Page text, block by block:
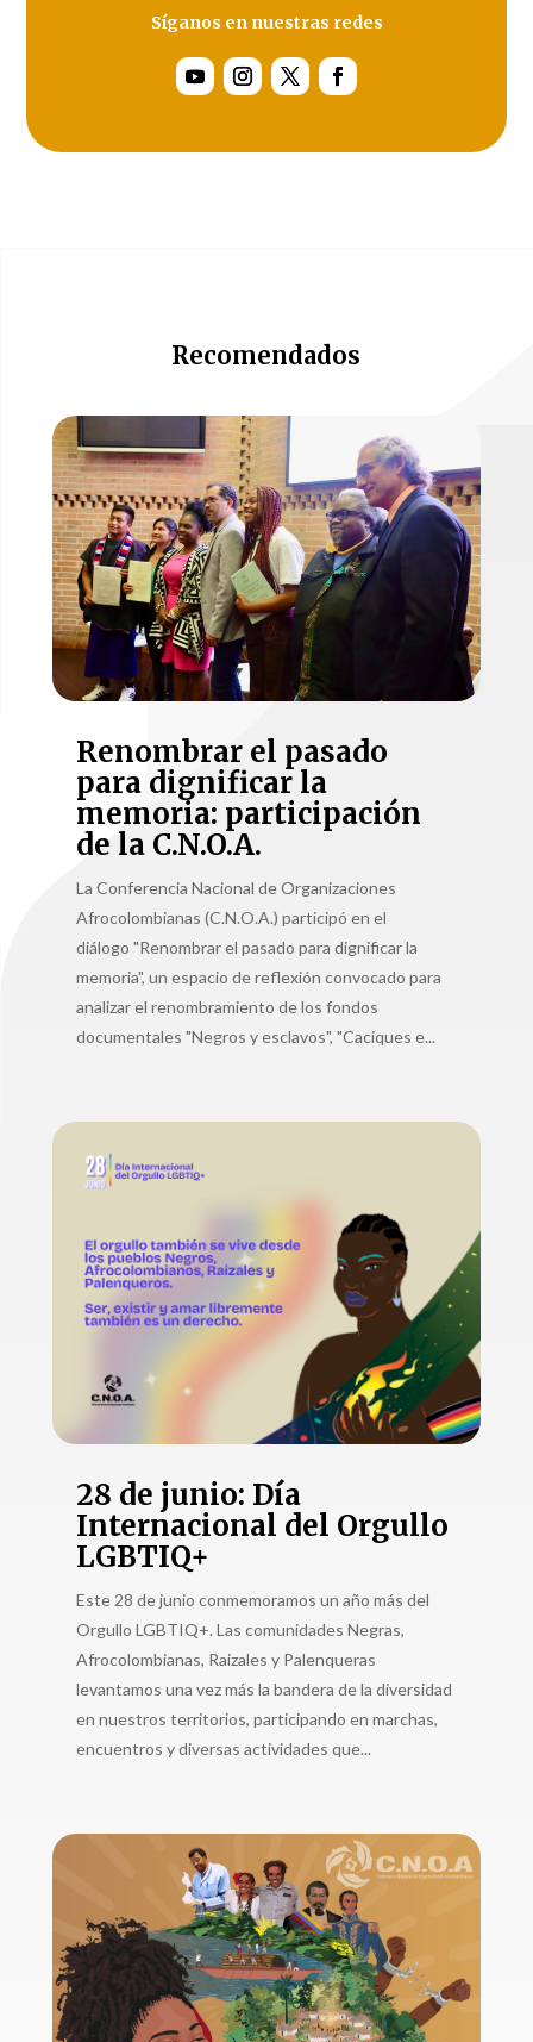
Síganos en nuestras redes
Recomendados
Renombrar el pasado
para dignificar la
memoria: participación
de la C.N.O.A.
La Conferencia Nacional de Organizaciones
Afrocolombianas (C.N.O.A.) participó en el
diálogo "Renombrar el pasado para dignificar la
memoria", un espacio de reflexión convocado para
analizar el renombramiento de los fondos
documentales "Negros y esclavos", "Caciques e...
28 de junio: Día
Internacional del Orgullo
LGBTIQ+
Este 28 de junio conmemoramos un año más del
Orgullo LGBTIQ+. Las comunidades Negras,
Afrocolombianas, Raizales y Palenqueras
levantamos una vez más la bandera de la diversidad
en nuestros territorios, participando en marchas,
encuentros y diversas actividades que...